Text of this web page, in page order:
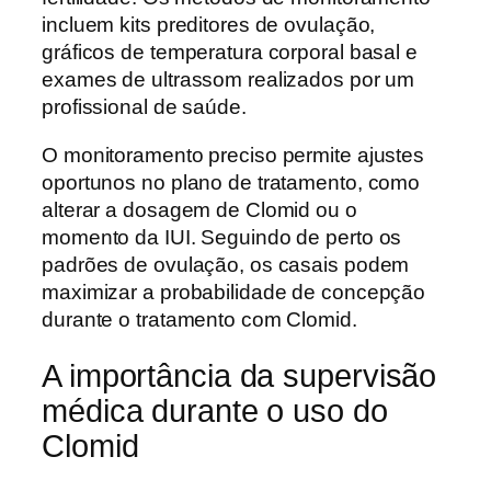
incluem kits preditores de ovulação,
gráficos de temperatura corporal basal e
exames de ultrassom realizados por um
profissional de saúde.
O monitoramento preciso permite ajustes
oportunos no plano de tratamento, como
alterar a dosagem de Clomid ou o
momento da IUI. Seguindo de perto os
padrões de ovulação, os casais podem
maximizar a probabilidade de concepção
durante o tratamento com Clomid.
A importância da supervisão
médica durante o uso do
Clomid